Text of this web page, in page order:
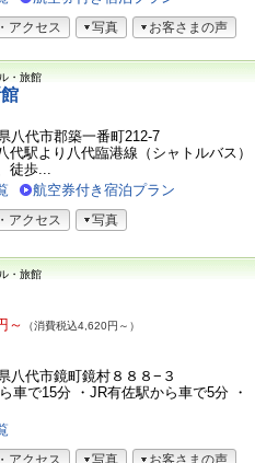
アクセス 写真 お客さまの声
・旅館
八代市郡築一番町212-7
駅より八代臨港線（シャトルバス）
徒歩...
航空券付き宿泊プラン
アクセス 写真
・旅館
～ （消費税込4,620円～）
八代市鏡町鏡村８８８−３
車で15分 ・JR有佐駅から車で5分 ・
アクセス 写真 お客さまの声